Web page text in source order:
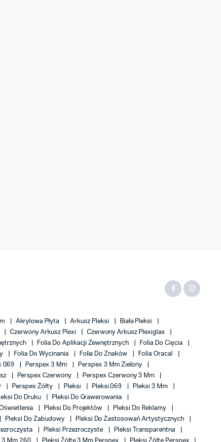
Akrylowa Płyta Arkusz Pleksi
Biała Pleksi
Czerwony Arkusz Plexi
Czerwony Arkusz Plexiglas
Folia Do Aplikacji Zewnętrznych
Folia Do Cięcia
Folia Do Wycinania Folia Do Znaków
Folia Oracal
069 Perspex 3 Mm
Perspex 3 Mm Zielony
Perspex Czerwony
Perspex Czerwony 3 Mm
Perspex Żółty Pleksi Pleksi 069
Pleksi 3 Mm
Do Druku
Pleksi Do Grawerowania
Pleksi Do Projektów
Pleksi Do Reklamy
Pleksi Do Zabudowy
Pleksi Do Zastosowań Artystycznych
Pleksi Przezroczyste
Pleksi Transparentna